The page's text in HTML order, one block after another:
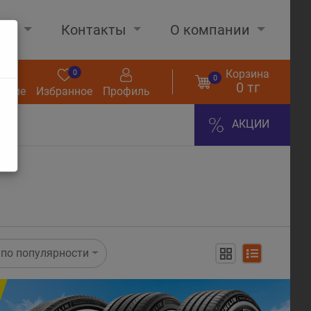
Контакты О компании
Избранное
0
Профиль
0 Корзина
0 тг
АКЦИИ
по популярности